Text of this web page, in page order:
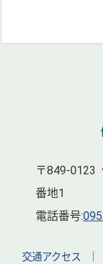
〒849-0123
番地1
電話番号:
交通アクセス